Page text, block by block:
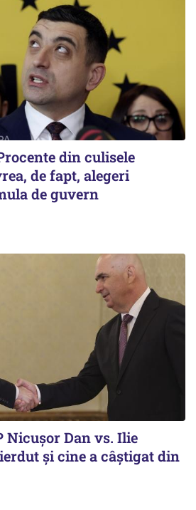
din culisele
de fapt, alegeri
de guvern
Nicușor Dan vs. Ilie
și cine a câștigat din